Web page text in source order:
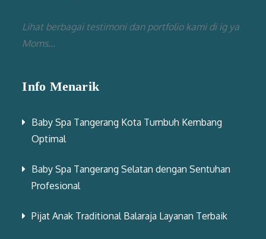
Lihat berbagai testimoni dan portfolio kami di ig ya
Moms...
Info Menarik
Baby Spa Tangerang Kota Tumbuh Kembang
Optimal
Baby Spa Tangerang Selatan dengan Sentuhan
Profesional
Pijat Anak Traditional Balaraja Layanan Terbaik